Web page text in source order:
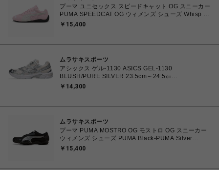
プーマ ユニセックス スピードキャット OG スニーカー
PUMA SPEEDCAT OG ウィメンズ シューズ Whisp Of
Pink-PUMA White 23.0cm～25.0cm 398846_04
￥15,400
ムラサキスポーツ
アシックス ゲル-1130 ASICS GEL-1130
BLUSH/PURE SILVER 23.5cm～24.5㎝
1203A609.700 4571633242793 レディース スニーカ
￥14,300
ムラサキスポーツ
プーマ PUMA MOSTRO OG モストロ OG スニーカー
ウィメンズ シューズ PUMA Black-PUMA Silver
23.0cm～25.0㎝ 397330_17 4069157788854 【送料
￥15,400